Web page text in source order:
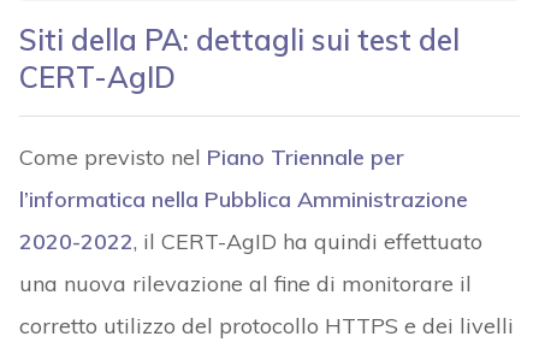
Siti della PA: dettagli sui test del
CERT-AgID
Come previsto nel Piano Triennale per
l’informatica nella Pubblica Amministrazione
2020-2022, il CERT-AgID ha quindi effettuato
una nuova rilevazione al fine di monitorare il
corretto utilizzo del protocollo HTTPS e dei livelli